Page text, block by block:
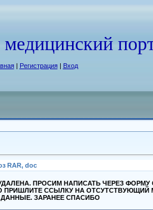
| Регистрация| Вход
RAR, doc
ПРОСИМ НАПИСАТЬ ЧЕРЕЗ ФОРМУ
ССЫЛКУ НА ОТСУТСТВУЮЩИЙ
ЗАРАНЕЕ СПАСИБО